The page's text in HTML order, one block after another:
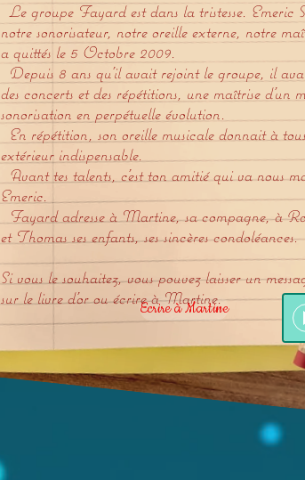
Ecrire à Martine
Le groupe Fayard est dans la tristesse. Emeric
notre sonorisateur, notre oreille externe, notre
a quittés le 5 Octobre 2009.
Depuis 8 ans qu’il avait rejoint le groupe, il
des concerts et des répétitions, une maîtrise d’un
sonorisation en perpétuelle évolution.
En répétition, son oreille musicale donnait à tous
extérieur indispensable.
Avant tes talents, c’est ton amitié qui va nous
Emeric.
Fayard adresse à Martine, sa compagne, à
et Thomas ses enfants, ses sincères condoléances.
Si vous le souhaitez, vous pouvez laisser un
sur le livre d'or ou écrire à Martine.